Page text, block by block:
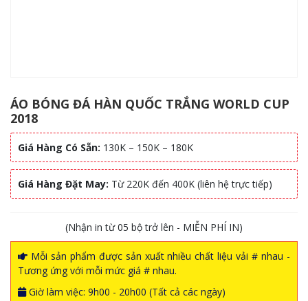
ÁO BÓNG ĐÁ HÀN QUỐC TRẮNG WORLD CUP
2018
Giá Hàng Có Sẵn: 130K – 150K – 180K
Giá Hàng Đặt May: Từ 220K đến 400K (liên hệ trực tiếp)
(Nhận in từ 05 bộ trở lên - MIỄN PHÍ IN)
Mỗi sản phẩm được sản xuất nhiều chất liệu vải # nhau -
Tương ứng với mỗi mức giá # nhau.
Giờ làm việc: 9h00 - 20h00 (Tất cả các ngày)